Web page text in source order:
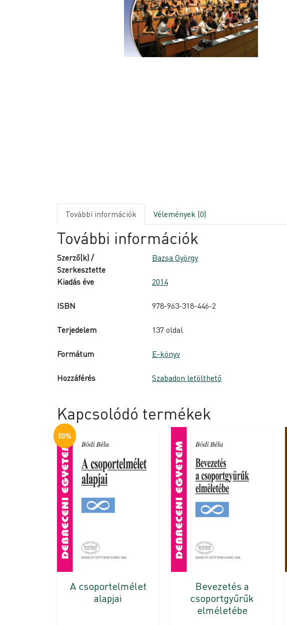
További információk Vélemények (0)
További információk
Szerző(k) /
Szerkesztette
Bazsa György
Kiadás éve 2014
ISBN 978-963-318-446-2
Terjedelem 137 oldal
Formátum E-könyv
Hozzáférés Szabadon letölthető
Kapcsolódó termékek
50%
A csoportelmélet
alapjai
Bevezetés a
csoportgyűrűk
elméletébe